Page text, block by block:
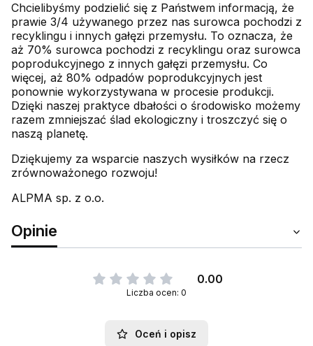
Chcielibyśmy podzielić się z Państwem informacją, że
prawie 3/4 używanego przez nas surowca pochodzi z
recyklingu i innych gałęzi przemysłu. To oznacza, że
aż 70% surowca pochodzi z recyklingu oraz surowca
poprodukcyjnego z innych gałęzi przemysłu. Co
więcej, aż 80% odpadów poprodukcyjnych jest
ponownie wykorzystywana w procesie produkcji.
Dzięki naszej praktyce dbałości o środowisko możemy
razem zmniejszać ślad ekologiczny i troszczyć się o
naszą planetę.
Dziękujemy za wsparcie naszych wysiłków na rzecz
zrównoważonego rozwoju!
ALPMA sp. z o.o.
Opinie
0.00
Liczba ocen: 0
Oceń i opisz